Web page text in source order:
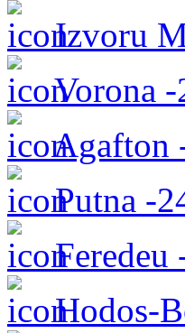
Izvoru
Vorona -
Agafton
Putna -
Feredeu
Hodos-